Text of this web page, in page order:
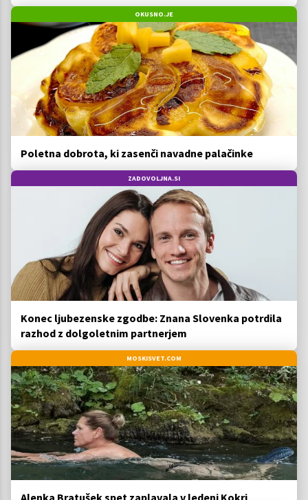
OKUSNO.JE
Poletna dobrota, ki zasenči navadne palačinke
ZADOVOLJNA.SI
Konec ljubezenske zgodbe: Znana Slovenka potrdila
razhod z dolgoletnim partnerjem
MOSKISVET.COM